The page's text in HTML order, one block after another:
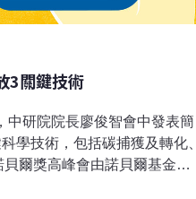
3關鍵技術
中研院院長廖俊智會中發表簡
學技術，包括碳捕獲及轉化、
爾獎高峰會由諾貝爾基金